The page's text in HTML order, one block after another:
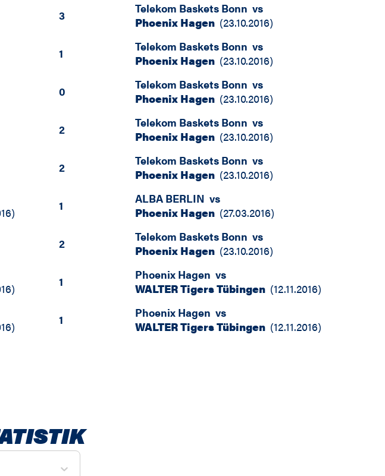
3 Telekom Baskets Bonn vs
Phoenix Hagen (23.10.2016)
1 Telekom Baskets Bonn vs
Phoenix Hagen (23.10.2016)
0 Telekom Baskets Bonn vs
Phoenix Hagen (23.10.2016)
2 Telekom Baskets Bonn vs
Phoenix Hagen (23.10.2016)
2 Telekom Baskets Bonn vs
Phoenix Hagen (23.10.2016)
) 1 ALBA BERLIN vs
Phoenix Hagen (27.03.2016)
2 Telekom Baskets Bonn vs
Phoenix Hagen (23.10.2016)
) 1 Phoenix Hagen vs
WALTER Tigers Tübingen (12.11.2016)
) 1 Phoenix Hagen vs
WALTER Tigers Tübingen (12.11.2016)